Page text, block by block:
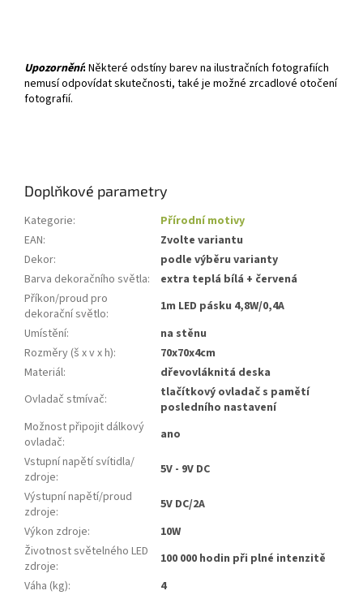
Upozornění: Některé odstíny barev na ilustračních fotografiích
nemusí odpovídat skutečnosti, také je možné zrcadlové otočení
fotografií.
Doplňkové parametry
Kategorie:
Přírodní motivy
EAN:
Zvolte variantu
Dekor:
podle výběru varianty
Barva dekoračního světla:
extra teplá bílá + červená
Příkon/proud pro
dekorační světlo:
1m LED pásku 4,8W/0,4A
Umístění:
na stěnu
Rozměry (š x v x h):
70x70x4cm
Materiál:
dřevovláknitá deska
Ovladač stmívač:
tlačítkový ovladač s pamětí
posledního nastavení
Možnost připojit dálkový
ovladač:
ano
Vstupní napětí svítidla/
zdroje:
5V - 9V DC
Výstupní napětí/proud
zdroje:
5V DC/2A
Výkon zdroje:
10W
Životnost světelného LED
zdroje:
100 000 hodin při plné intenzitě
Váha (kg):
4